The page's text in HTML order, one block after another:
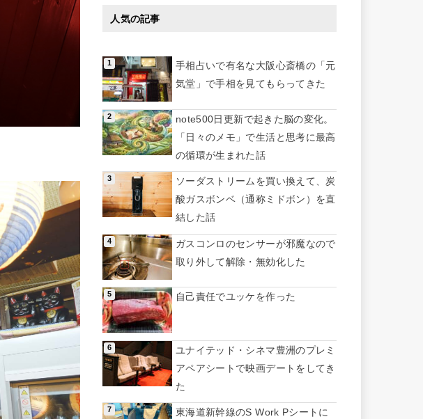
人気の記事
手相占いで有名な大阪心斎橋の「元
気堂」で手相を見てもらってきた
note500日更新で起きた脳の変化。
「日々のメモ」で生活と思考に最高
の循環が生まれた話
ソーダストリームを買い換えて、炭
酸ガスボンベ（通称ミドボン）を直
結した話
ガスコンロのセンサーが邪魔なので
取り外して解除・無効化した
自己責任でユッケを作った
ユナイテッド・シネマ豊洲のプレミ
アペアシートで映画デートをしてき
た
東海道新幹線のS Work Pシートに